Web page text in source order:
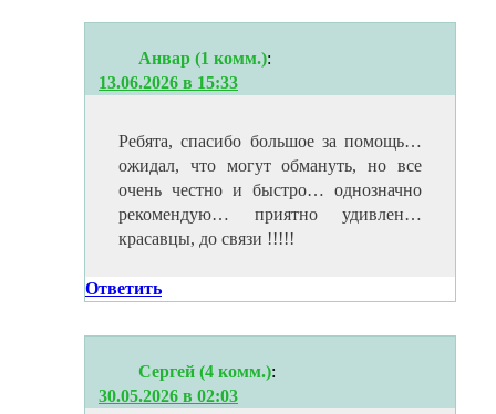
Анвар (1 комм.):
13.06.2026 в 15:33
Ребята, спасибо большое за помощь…
ожидал, что могут обмануть, но все
очень честно и быстро… однозначно
рекомендую… приятно удивлен…
красавцы, до связи !!!!!
Ответить
Сергей (4 комм.):
30.05.2026 в 02:03